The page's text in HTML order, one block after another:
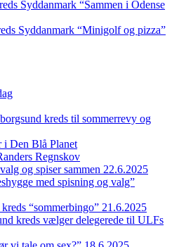
Syddanmark “Sammen i Odense
Syddanmark “Minigolf og pizza”
kreds til sommerrevy og
i Den Blå Planet
Regnskov
og spiser sammen 22.6.2025
med spisning og valg”
“sommerbingo” 21.6.2025
kreds vælger delegerede til ULFs